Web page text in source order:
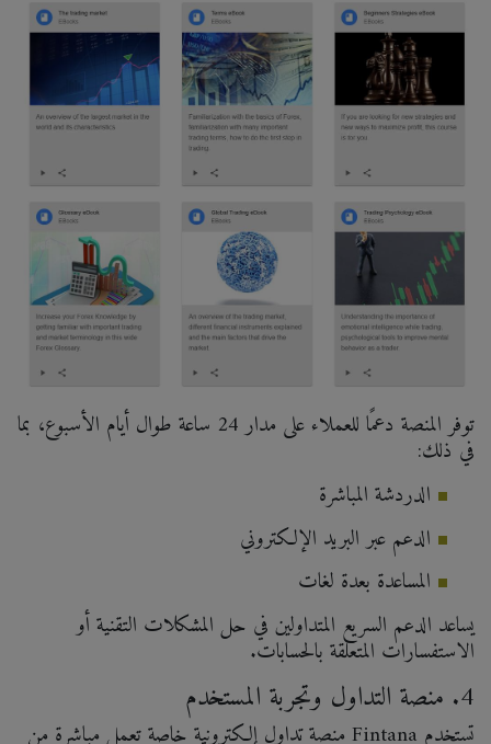
توفر المنصة دعمًا للعملاء على مدار 24 ساعة طوال أيام الأسبوع، بما
في ذلك:
الدردشة المباشرة
الدعم عبر البريد الإلكتروني
المساعدة بعدة لغات
يساعد الدعم السريع المتداولين في حل المشكلات التقنية أو
الاستفسارات المتعلقة بالحسابات.
4. منصة التداول وتجربة المستخدم
تستخدم Fintana منصة تداول إلكترونية خاصة تعمل مباشرة من